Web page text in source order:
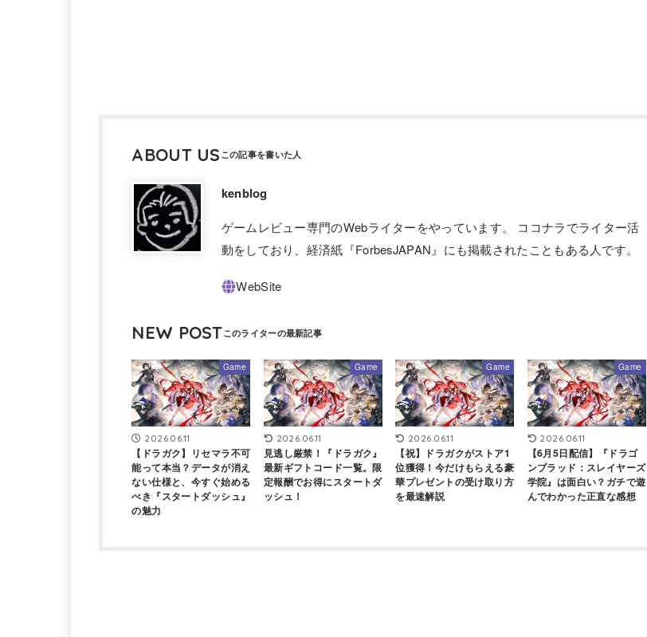
ABOUT US
kenblog
ゲームレビュー専門のWebライターをやっています。 ココナラでライター活
動をしており、経済紙『ForbesJAPAN』にも掲載されたこともある人です。
NEW POST
Game
2026.06.11
【ドラガク】リセマラ不可
能って本当？データが消え
ない仕様と、今すぐ始める
べき『スタートダッシュ』
の魅力
Game
2026.06.11
見逃し厳禁！『ドラガク』
最新ギフトコード一覧。限
定報酬でお得にスタートダ
ッシュ！
Game
2026.06.11
【祝】ドラガクがストア1
位獲得！今だけもらえる豪
華プレゼントの受け取り方
を最速解説
Game
2026.06.11
【6月5日配信】『ドラゴ
ンブラッド：スレイヤーズ
学院』は面白い？ガチで遊
んでわかった正直な感想